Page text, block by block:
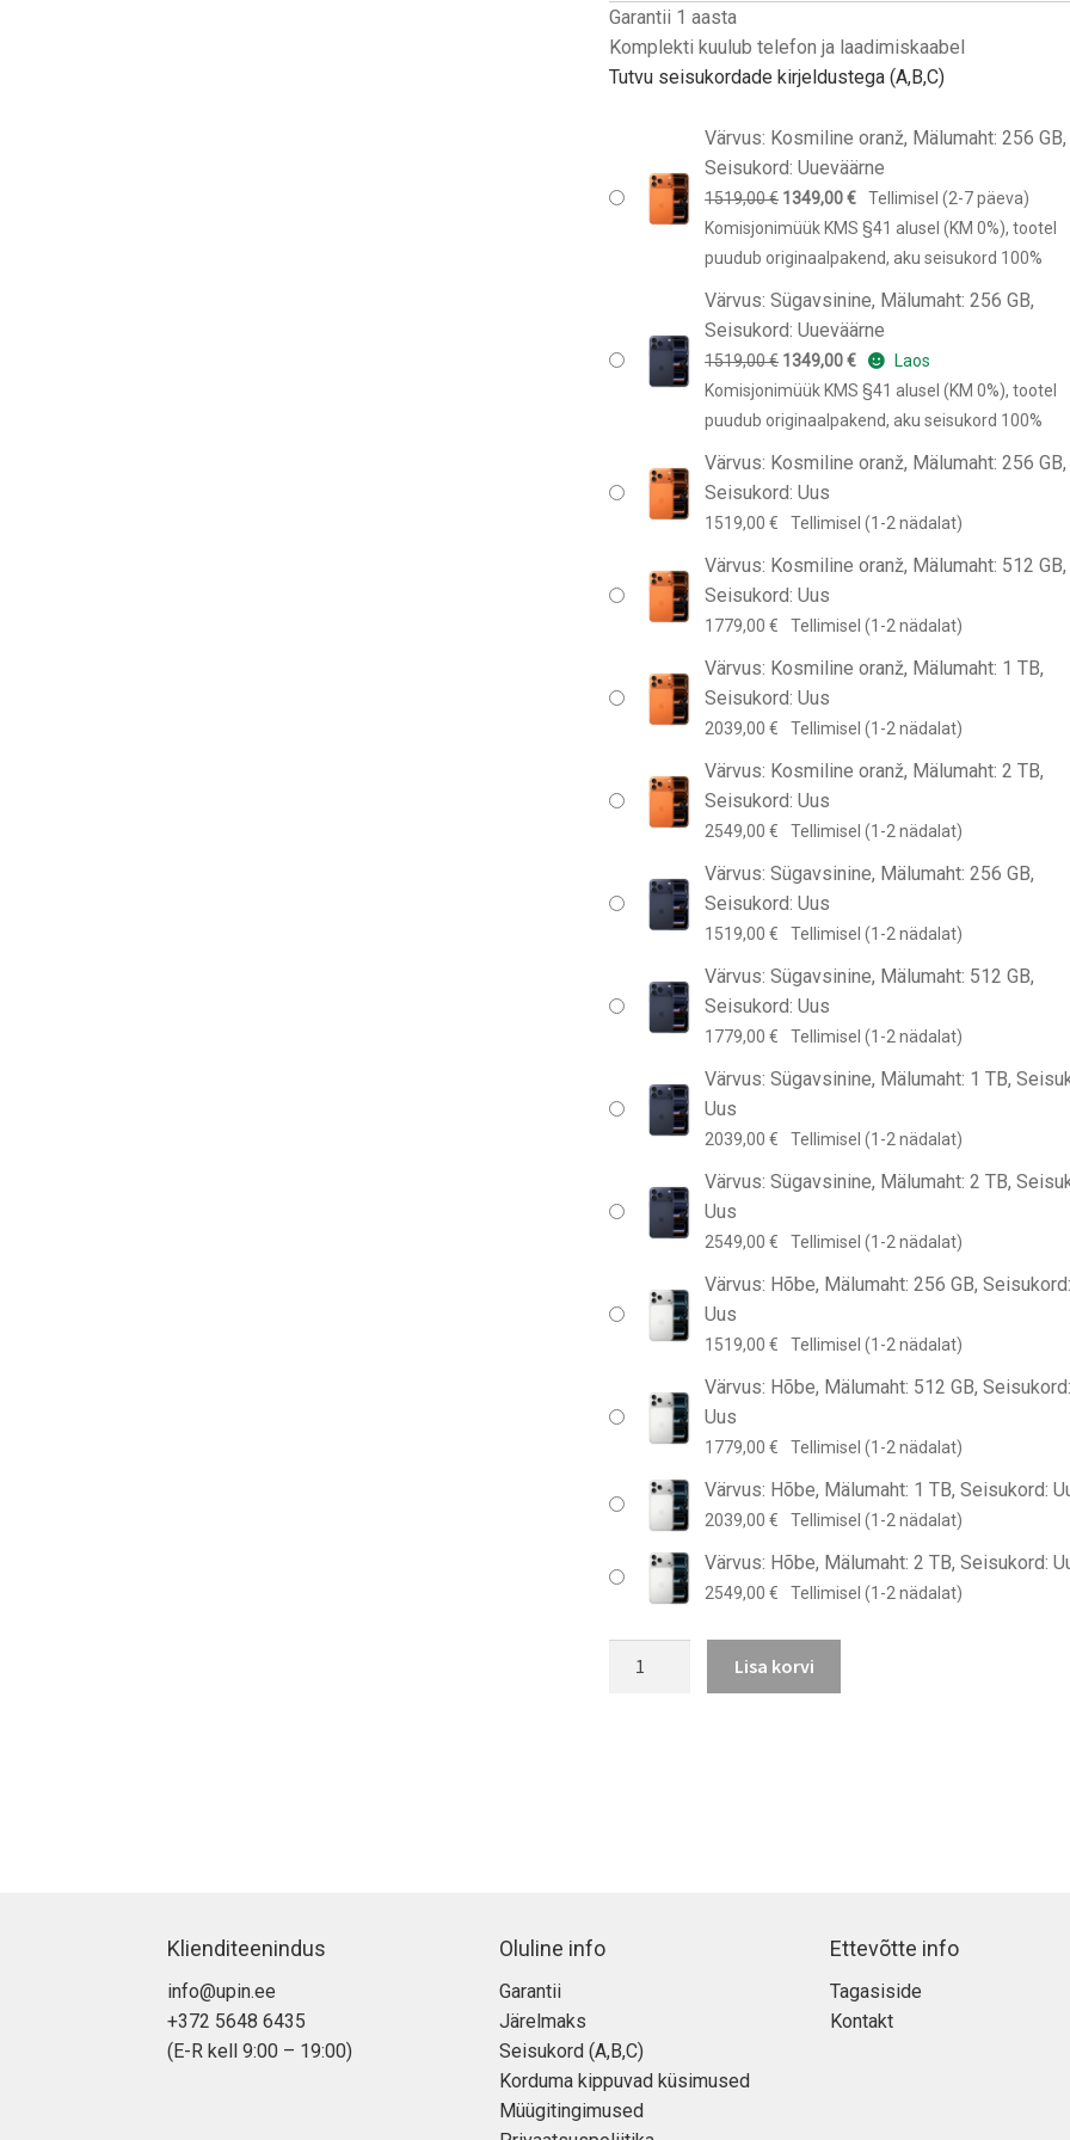
Garantii 1 aasta
Komplekti kuulub telefon ja laadimiskaabel
Tutvu seisukordade kirjeldustega (A,B,C)
Värvus: Kosmiline oranž, Mälumaht: 256 GB,
Seisukord: Uueväärne
1519,00€ Algne
hind
oli:
1349,00€Praegune
hind
on:
Tellimisel (2-7 päeva)
Komisjonimüük KMS §41 alusel (KM 0%), tootel
puudub originaalpakend, aku seisukord 100%
Värvus: Sügavsinine, Mälumaht: 256 GB,
Seisukord: Uueväärne
1519,00€ Algne
hind
oli:
1349,00€Praegune
hind
on:
Laos
Komisjonimüük KMS §41 alusel (KM 0%), tootel
puudub originaalpakend, aku seisukord 100%
Värvus: Kosmiline oranž, Mälumaht: 256 GB,
Seisukord: Uus
1519,00€ Tellimisel (1-2 nädalat)
Värvus: Kosmiline oranž, Mälumaht: 512 GB,
Seisukord: Uus
1779,00€ Tellimisel (1-2 nädalat)
Värvus: Kosmiline oranž, Mälumaht: 1 TB,
Seisukord: Uus
2039,00€ Tellimisel (1-2 nädalat)
Värvus: Kosmiline oranž, Mälumaht: 2 TB,
Seisukord: Uus
2549,00€ Tellimisel (1-2 nädalat)
Värvus: Sügavsinine, Mälumaht: 256 GB,
Seisukord: Uus
1519,00€ Tellimisel (1-2 nädalat)
Värvus: Sügavsinine, Mälumaht: 512 GB,
Seisukord: Uus
1779,00€ Tellimisel (1-2 nädalat)
Värvus: Sügavsinine, Mälumaht: 1 TB,
Uus
2039,00€ Tellimisel (1-2 nädalat)
Värvus: Sügavsinine, Mälumaht: 2 TB,
Uus
2549,00€ Tellimisel (1-2 nädalat)
Värvus: Hõbe, Mälumaht: 256 GB, Seisukord:
Uus
1519,00€ Tellimisel (1-2 nädalat)
Värvus: Hõbe, Mälumaht: 512 GB, Seisukord:
Uus
1779,00€ Tellimisel (1-2 nädalat)
Värvus: Hõbe, Mälumaht: 1 TB, Seisukord:
2039,00€ Tellimisel (1-2 nädalat)
Värvus: Hõbe, Mälumaht: 2 TB, Seisukord:
2549,00€ Tellimisel (1-2 nädalat)
Lisa korvi
Klienditeenindus
info@upin.ee
+372 5648 6435
(E-R kell 9:00 – 19:00)
Oluline info
Garantii
Järelmaks
Seisukord (A,B,C)
Korduma kippuvad küsimused
Müügitingimused
Ettevõtte info
Tagasiside
Kontakt